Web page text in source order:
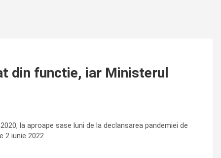
din functie, iar Ministerul
la aproape sase luni de la declansarea pandemiei de
2 iunie 2022.